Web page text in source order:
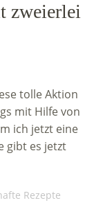
zweierlei
tolle Aktion
mit Hilfe von
ich jetzt eine
gibt es jetzt
Rezepte